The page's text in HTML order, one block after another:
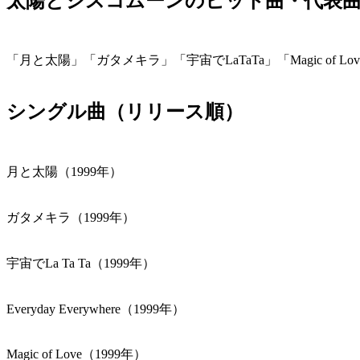
「月と太陽」「ガタメキラ」「宇宙でLaTaTa」「Magic of
シングル曲（リリース順）
月と太陽（1999年）
ガタメキラ（1999年）
宇宙でLa Ta Ta（1999年）
Everyday Everywhere（1999年）
Magic of Love（1999年）